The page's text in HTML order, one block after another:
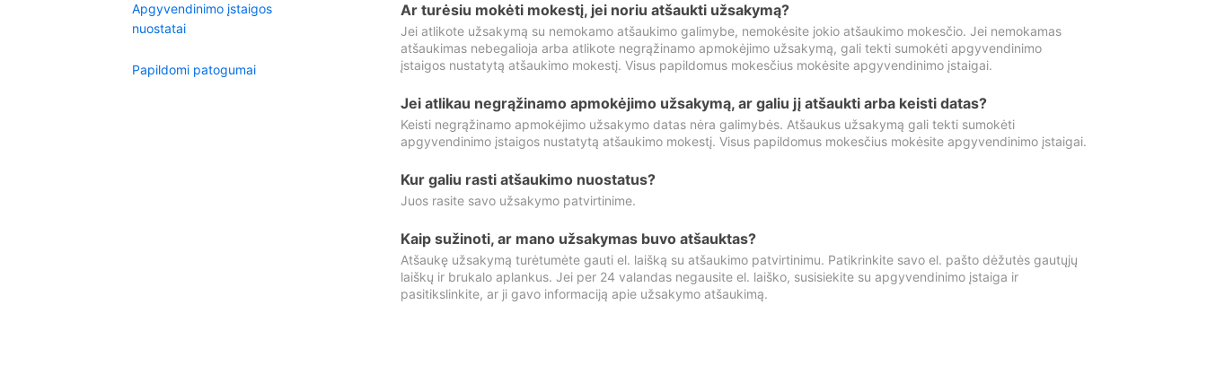
Apgyvendinimo įstaigos
nuostatai
Papildomi patogumai
Ar turėsiu mokėti mokestį, jei noriu atšaukti užsakymą?
Jei atlikote užsakymą su nemokamo atšaukimo galimybe, nemokėsite jokio atšaukimo mokesčio. Jei nemokamas
atšaukimas nebegalioja arba atlikote negrąžinamo apmokėjimo užsakymą, gali tekti sumokėti apgyvendinimo
įstaigos nustatytą atšaukimo mokestį. Visus papildomus mokesčius mokėsite apgyvendinimo įstaigai.
Jei atlikau negrąžinamo apmokėjimo užsakymą, ar galiu jį atšaukti arba keisti datas?
Keisti negrąžinamo apmokėjimo užsakymo datas nėra galimybės. Atšaukus užsakymą gali tekti sumokėti
apgyvendinimo įstaigos nustatytą atšaukimo mokestį. Visus papildomus mokesčius mokėsite apgyvendinimo įstaigai.
Kur galiu rasti atšaukimo nuostatus?
Juos rasite savo užsakymo patvirtinime.
Kaip sužinoti, ar mano užsakymas buvo atšauktas?
Atšaukę užsakymą turėtumėte gauti el. laišką su atšaukimo patvirtinimu. Patikrinkite savo el. pašto dėžutės gautųjų
laiškų ir brukalo aplankus. Jei per 24 valandas negausite el. laiško, susisiekite su apgyvendinimo įstaiga ir
pasitikslinkite, ar ji gavo informaciją apie užsakymo atšaukimą.